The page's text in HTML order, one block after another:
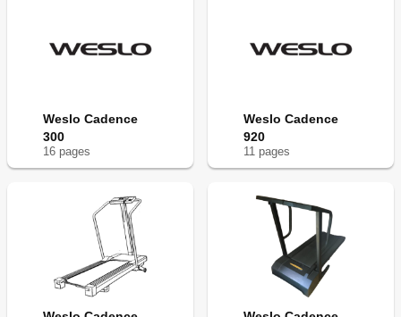
Weslo Cadence
300
16 pages
Weslo Cadence
920
11 pages